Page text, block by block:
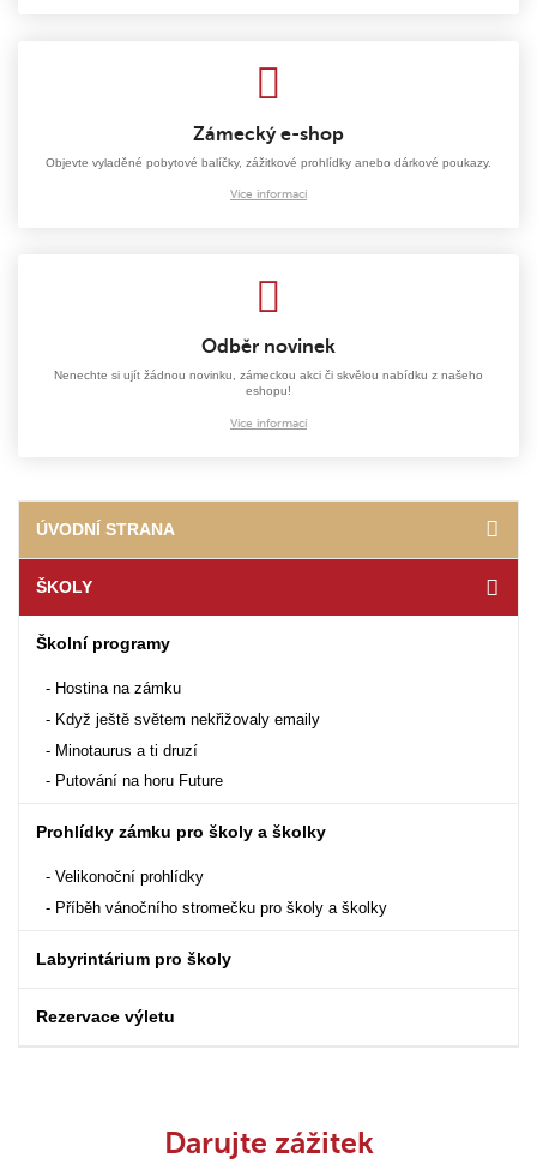
Zámecký e-shop
Objevte vyladěné pobytové balíčky, zážitkové prohlídky anebo dárkové poukazy.
Více informací
Odběr novinek
Nenechte si ujít žádnou novinku, zámeckou akci či skvělou nabídku z našeho
eshopu!
Více informací
ÚVODNÍ STRANA
ŠKOLY
Školní programy
Hostina na zámku
Když ještě světem nekřižovaly emaily
Minotaurus a ti druzí
Putování na horu Future
Prohlídky zámku pro školy a školky
Velikonoční prohlídky
Příběh vánočního stromečku pro školy a školky
Labyrintárium pro školy
Rezervace výletu
Darujte zážitek